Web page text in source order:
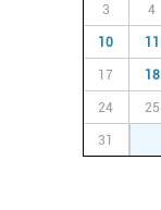
3 4
10 11
17 18
24 25
31